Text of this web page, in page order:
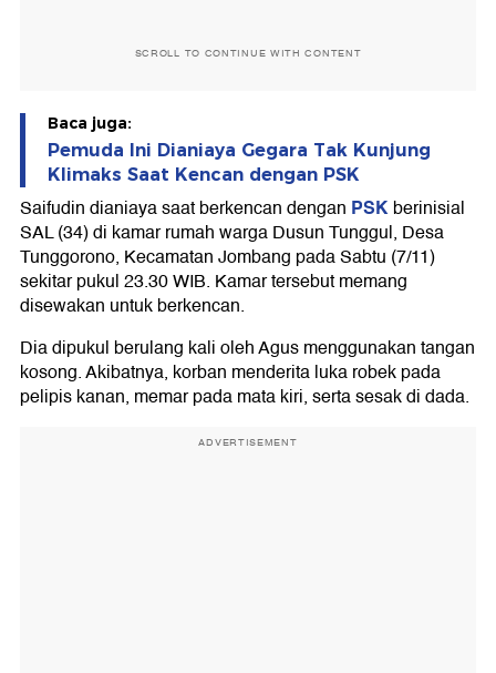
SCROLL TO CONTINUE WITH CONTENT
Baca juga:
Pemuda Ini Dianiaya Gegara Tak Kunjung
Klimaks Saat Kencan dengan PSK
Saifudin dianiaya saat berkencan dengan PSKberinisial
SAL (34) di kamar rumah warga Dusun Tunggul, Desa
Tunggorono, Kecamatan Jombang pada Sabtu (7/11)
sekitar pukul 23.30 WIB. Kamar tersebut memang
disewakan untuk berkencan.
Dia dipukul berulang kali oleh Agus menggunakan tangan
kosong. Akibatnya, korban menderita luka robek pada
pelipis kanan, memar pada mata kiri, serta sesak di dada.
ADVERTISEMENT